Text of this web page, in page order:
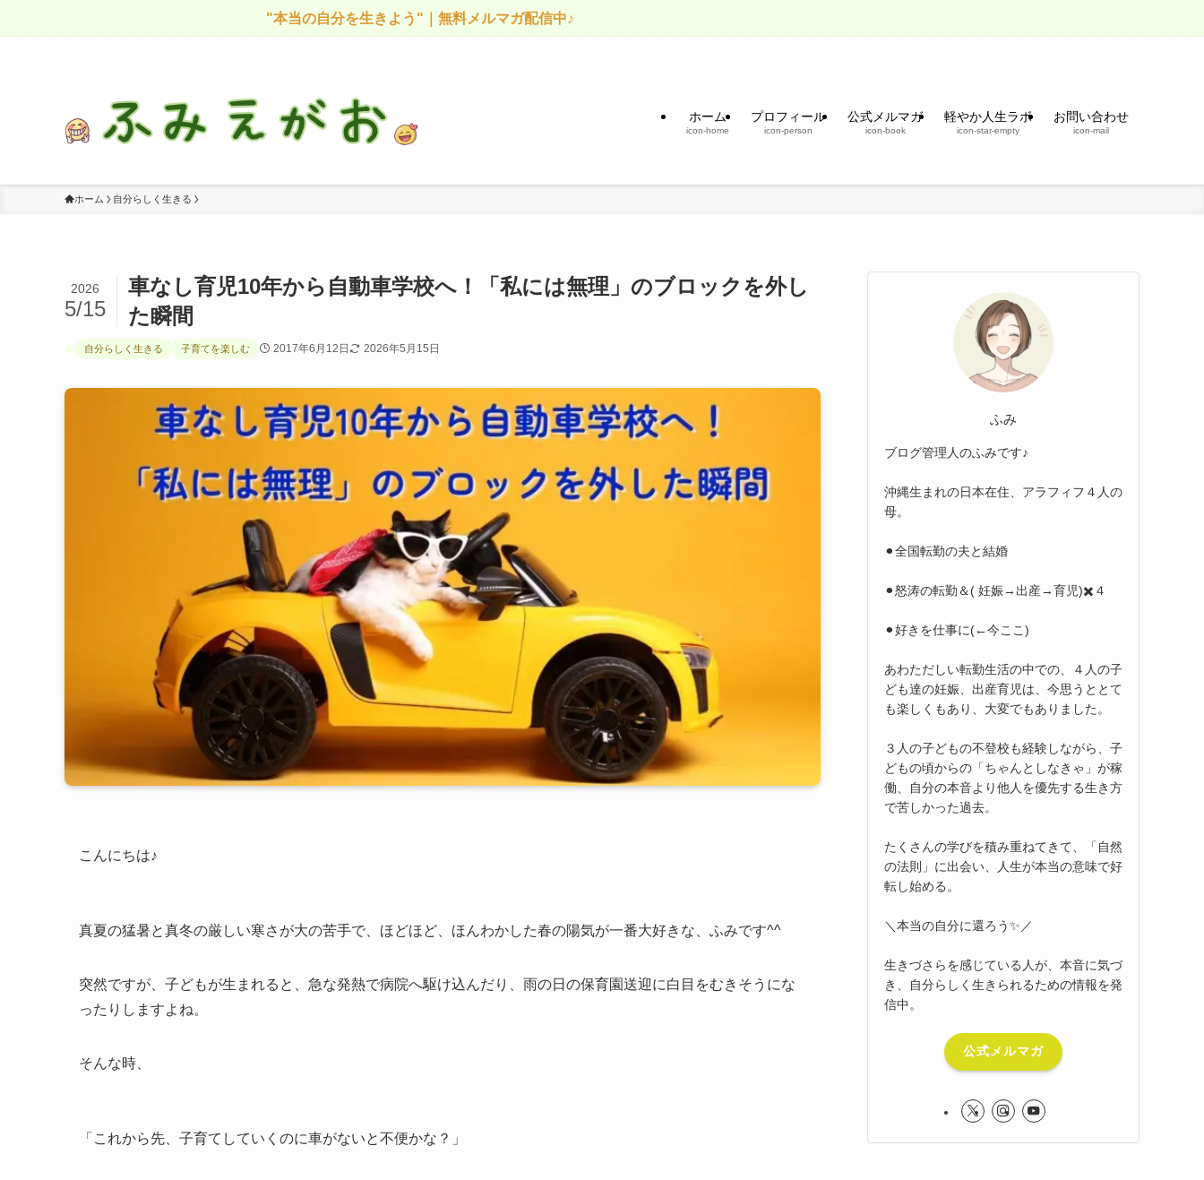
"本当の自分を生きよう"｜無料メルマガ配信中♪
ホーム
icon-home
プロフィール
icon-person
公式メルマガ
icon-book
軽やか人生ラボ
icon-star-empty
お問い合わせ
icon-mail
ホーム 自分らしく生きる
車なし育児10年から自動車学校へ！「私には無理」のブロックを外し
た瞬間
2026
5/15
自分らしく生きる 子育てを楽しむ 2017年6月12日 2026年5月15日
こんにちは♪
真夏の猛暑と真冬の厳しい寒さが大の苦手で、ほどほど、ほんわかした春の陽気が一番大好きな、ふみです^^
突然ですが、子どもが生まれると、急な発熱で病院へ駆け込んだり、雨の日の保育園送迎に白目をむきそうにな
ったりしますよね。
そんな時、
「これから先、子育てしていくのに車がないと不便かな？」
ふみ
ブログ管理人のふみです♪
沖縄生まれの日本在住、アラフィフ４人の
母。
⚫︎全国転勤の夫と結婚
⚫︎怒涛の転勤＆( 妊娠→出産→育児)✖️４
⚫︎好きを仕事に(←今ここ)
あわただしい転勤生活の中での、４人の子
ども達の妊娠、出産育児は、今思うととて
も楽しくもあり、大変でもありました。
３人の子どもの不登校も経験しながら、子
どもの頃からの「ちゃんとしなきゃ」が稼
働、自分の本音より他人を優先する生き方
で苦しかった過去。
たくさんの学びを積み重ねてきて、「自然
の法則」に出会い、人生が本当の意味で好
転し始める。
＼本当の自分に還ろう✨／
生きづさらを感じている人が、本音に気づ
き、自分らしく生きられるための情報を発
信中。
公式メルマガ